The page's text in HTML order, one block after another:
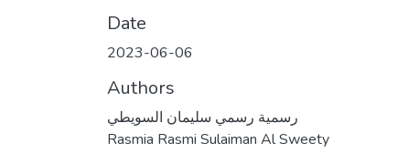
Date
2023-06-06
Authors
رسمية رسمي سليمان السويطي
Rasmia Rasmi Sulaiman Al Sweety